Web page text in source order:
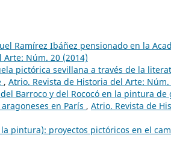
Ramírez Ibáñez pensionado en la
Núm. 20 (2014)
pictórica sevillana a través de la
, Atrio. Revista de Historia del Arte: Núm.
Barroco y del Rococó en la pintura de
en París , Atrio. Revista de
pintura): proyectos pictóricos en el